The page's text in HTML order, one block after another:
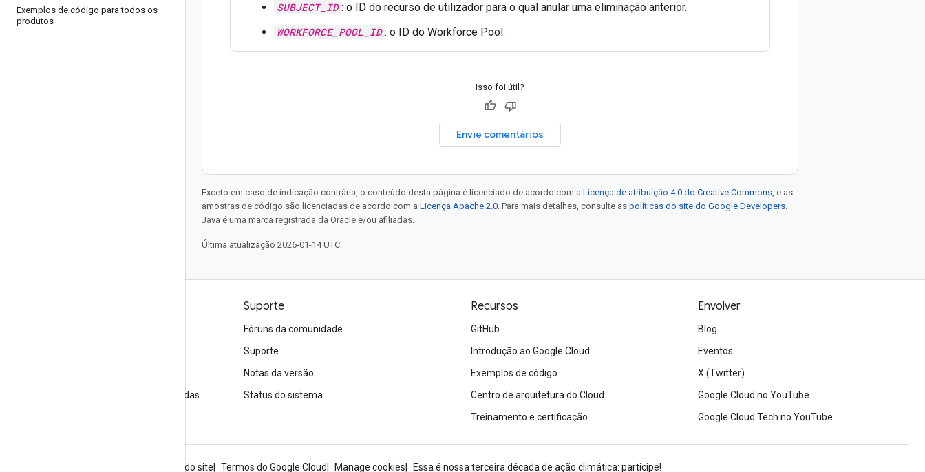
Exemplos de código para todos os
produtos
SUBJECT_ID : o ID do recurso de utilizador para o qual anular uma eliminação anterior.
WORKFORCE_POOL_ID : o ID do Workforce Pool.
Isso foi útil?
Envie comentários
Exceto em caso de indicação contrária, o conteúdo desta página é licenciado de acordo com a Licença de atribuição 4.0 do Creative Commons, e as
amostras de código são licenciadas de acordo com a Licença Apache 2.0. Para mais detalhes, consulte as políticas do site do Google Developers.
Java é uma marca registrada da Oracle e/ou afiliadas.
Última atualização 2026-01-14 UTC.
Entre em contato com a equipe de vendas.
Suporte
Fóruns da comunidade
Suporte
Notas da versão
Status do sistema
Recursos
GitHub
Introdução ao Google Cloud
Exemplos de código
Centro de arquitetura do Cloud
Treinamento e certificação
Envolver
Blog
Eventos
X (Twitter)
Google Cloud no YouTube
Google Cloud Tech no YouTube
Termos do site Termos do Google Cloud Manage cookies Essa é nossa terceira década de ação climática: participe!